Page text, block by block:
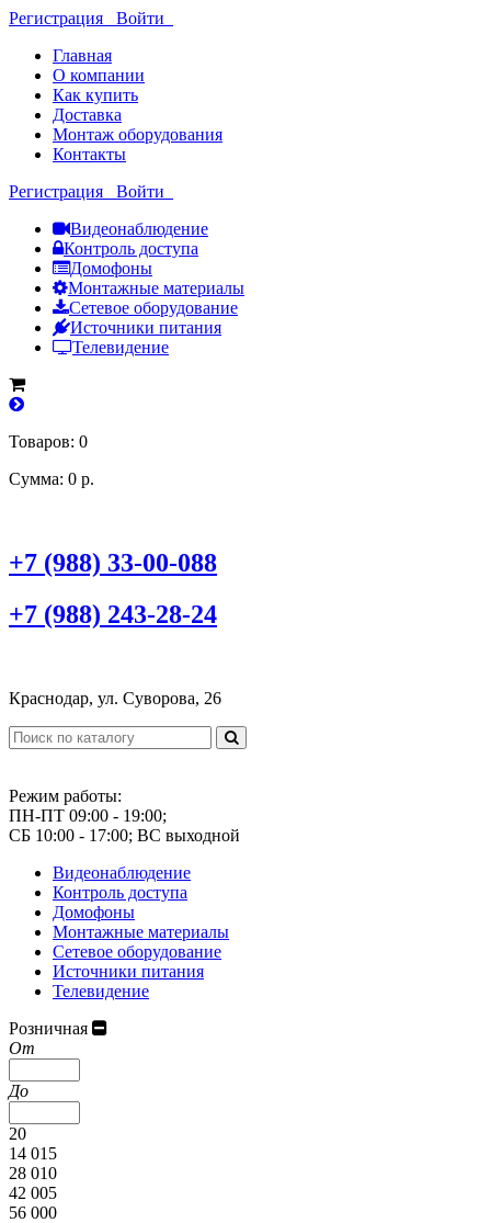
Регистрация Войти
Главная
О компании
Как купить
Доставка
Монтаж оборудования
Контакты
Регистрация Войти
Видеонаблюдение
Контроль доступа
Домофоны
Монтажные материалы
Сетевое оборудование
Источники питания
Телевидение
Товаров: 0
Сумма: 0 р.
+7 (988) 33-00-088
+7 (988) 243-28-24
Краснодар, ул. Суворова, 26
Режим работы:
ПН-ПТ 09:00 - 19:00;
СБ 10:00 - 17:00; ВС выходной
Видеонаблюдение
Контроль доступа
Домофоны
Монтажные материалы
Сетевое оборудование
Источники питания
Телевидение
Розничная
От
До
20
14 015
28 010
42 005
56 000